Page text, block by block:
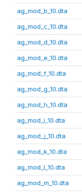
ag_mod_b_10.dta
ag_mod_c_10.dta
ag_mod_d_10.dta
ag_mod_e_10.dta
ag_mod_f_10.dta
ag_mod_g_10.dta
ag_mod_h_10.dta
ag_mod_i_10.dta
ag_mod_j_10.dta
ag_mod_k_10.dta
ag_mod_l_10.dta
ag_mod_m_10.dta